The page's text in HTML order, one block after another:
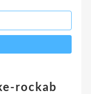
rockab